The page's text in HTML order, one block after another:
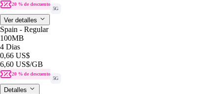
20 % de descuento
5G
Ver detalles
Spain - Regular
100MB
4 Dias
0,66 US$
6,60 US$/GB
20 % de descuento
5G
Detalles